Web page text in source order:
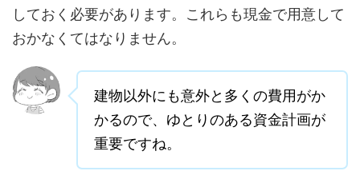
しておく必要があります。これらも現金で用意して
おかなくてはなりません。
建物以外にも意外と多くの費用がか
かるので、ゆとりのある資金計画が
重要ですね。